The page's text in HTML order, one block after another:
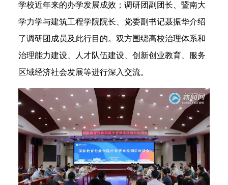
学校近年来的办学发展成效；调研团副团长、暨南大
学力学与建筑工程学院院长、党委副书记聂振华介绍
了调研团成员及此行目的。双方围绕高校治理体系和
治理能力建设、人才队伍建设、创新创业教育、服务
区域经济社会发展等进行深入交流。